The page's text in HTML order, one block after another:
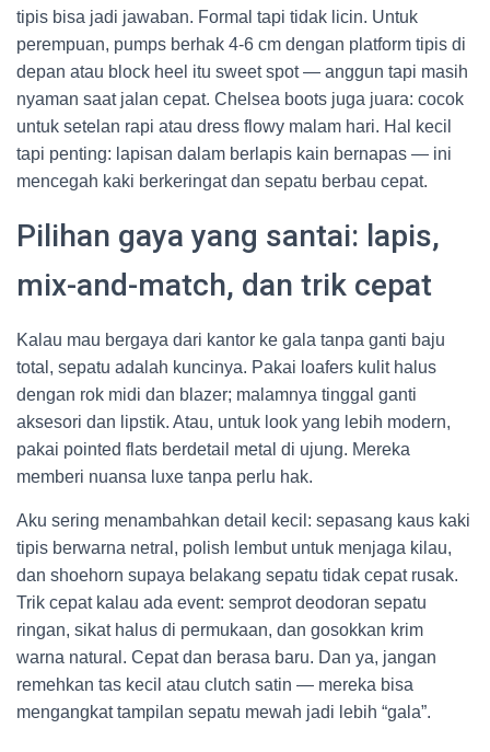
tipis bisa jadi jawaban. Formal tapi tidak licin. Untuk
perempuan, pumps berhak 4-6 cm dengan platform tipis di
depan atau block heel itu sweet spot — anggun tapi masih
nyaman saat jalan cepat. Chelsea boots juga juara: cocok
untuk setelan rapi atau dress flowy malam hari. Hal kecil
tapi penting: lapisan dalam berlapis kain bernapas — ini
mencegah kaki berkeringat dan sepatu berbau cepat.
Pilihan gaya yang santai: lapis,
mix-and-match, dan trik cepat
Kalau mau bergaya dari kantor ke gala tanpa ganti baju
total, sepatu adalah kuncinya. Pakai loafers kulit halus
dengan rok midi dan blazer; malamnya tinggal ganti
aksesori dan lipstik. Atau, untuk look yang lebih modern,
pakai pointed flats berdetail metal di ujung. Mereka
memberi nuansa luxe tanpa perlu hak.
Aku sering menambahkan detail kecil: sepasang kaus kaki
tipis berwarna netral, polish lembut untuk menjaga kilau,
dan shoehorn supaya belakang sepatu tidak cepat rusak.
Trik cepat kalau ada event: semprot deodoran sepatu
ringan, sikat halus di permukaan, dan gosokkan krim
warna natural. Cepat dan berasa baru. Dan ya, jangan
remehkan tas kecil atau clutch satin — mereka bisa
mengangkat tampilan sepatu mewah jadi lebih “gala”.